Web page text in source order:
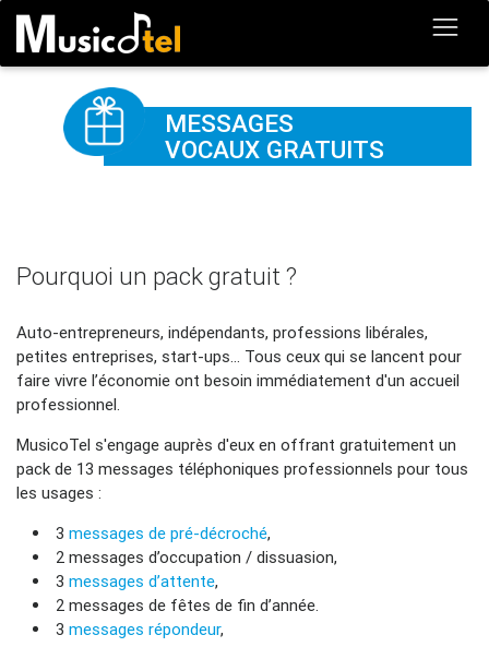
MESSAGES
VOCAUX GRATUITS
Pourquoi un pack gratuit ?
Auto-entrepreneurs, indépendants, professions libérales,
petites entreprises, start-ups... Tous ceux qui se lancent pour
faire vivre l’économie ont besoin immédiatement d'un accueil
professionnel.
MusicoTel s'engage auprès d'eux en offrant gratuitement un
pack de 13 messages téléphoniques professionnels pour tous
les usages :
3 messages de pré-décroché,
2 messages d’occupation / dissuasion,
3 messages d’attente,
2 messages de fêtes de fin d’année.
3 messages répondeur,